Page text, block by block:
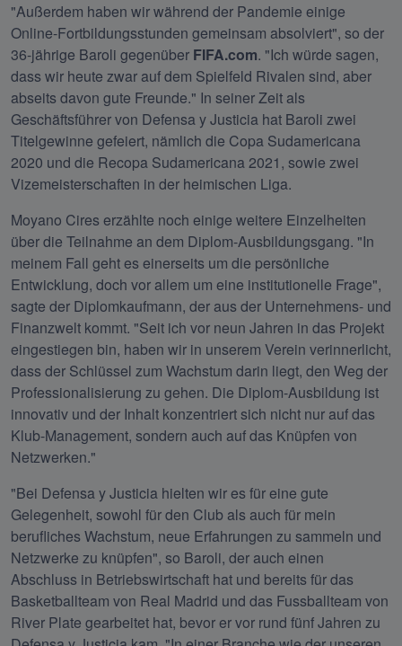
"Außerdem haben wir während der Pandemie einige
Online-Fortbildungsstunden gemeinsam absolviert", so der
36-jährige Baroli gegenüber FIFA.com. "Ich würde sagen,
dass wir heute zwar auf dem Spielfeld Rivalen sind, aber
abseits davon gute Freunde." In seiner Zeit als
Geschäftsführer von Defensa y Justicia hat Baroli zwei
Titelgewinne gefeiert, nämlich die Copa Sudamericana
2020 und die Recopa Sudamericana 2021, sowie zwei
Vizemeisterschaften in der heimischen Liga.
Moyano Cires erzählte noch einige weitere Einzelheiten
über die Teilnahme an dem Diplom-Ausbildungsgang. "In
meinem Fall geht es einerseits um die persönliche
Entwicklung, doch vor allem um eine institutionelle Frage",
sagte der Diplomkaufmann, der aus der Unternehmens- und
Finanzwelt kommt. "Seit ich vor neun Jahren in das Projekt
eingestiegen bin, haben wir in unserem Verein verinnerlicht,
dass der Schlüssel zum Wachstum darin liegt, den Weg der
Professionalisierung zu gehen. Die Diplom-Ausbildung ist
innovativ und der Inhalt konzentriert sich nicht nur auf das
Klub-Management, sondern auch auf das Knüpfen von
Netzwerken."
"Bei Defensa y Justicia hielten wir es für eine gute
Gelegenheit, sowohl für den Club als auch für mein
berufliches Wachstum, neue Erfahrungen zu sammeln und
Netzwerke zu knüpfen", so Baroli, der auch einen
Abschluss in Betriebswirtschaft hat und bereits für das
Basketballteam von Real Madrid und das Fussballteam von
River Plate gearbeitet hat, bevor er vor rund fünf Jahren zu